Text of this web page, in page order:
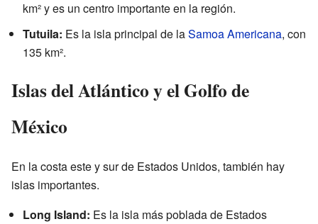
km² y es un centro importante en la región.
Tutuila: Es la isla principal de laSamoa Americana, con
135 km².
Islas del Atlántico y el Golfo de
México
En la costa este y sur de Estados Unidos, también hay
islas importantes.
Long Island: Es la isla más poblada de Estados